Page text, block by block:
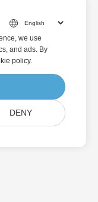
we use
and ads. By
policy.
DENY